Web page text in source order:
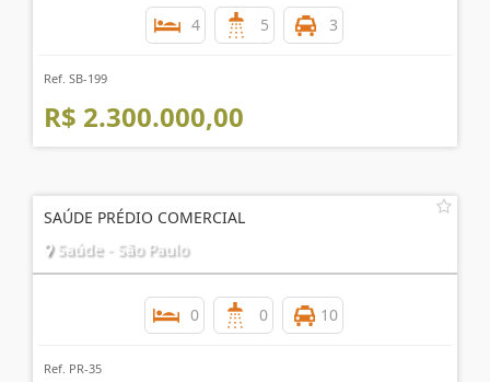
4 5 3
Ref. SB-199
R$ 2.300.000,00
SAÚDE PRÉDIO COMERCIAL
Saúde - São Paulo
0 0 10
Ref. PR-35